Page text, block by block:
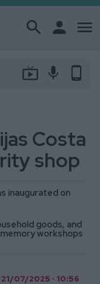
search person menu
live_tv mic phone_android
Costa
shop
inaugurated on
goods, and
workshops
07/2025 · 10:56